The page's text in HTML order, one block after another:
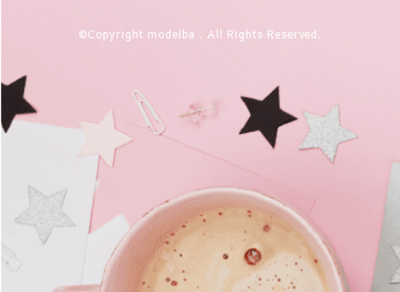
2019年9月29日
注目のアジア系モデル
©Copyright modelba . All Rights Reserved.